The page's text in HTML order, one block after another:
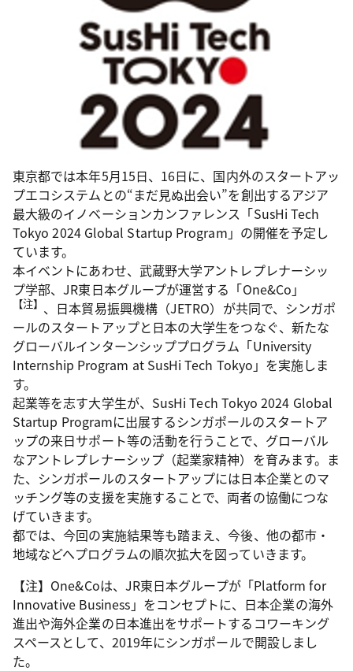
東京都では本年5月15日、16日に、国内外のスタートアッ
プエコシステムとの“まだ見ぬ出会い”を創出するアジア
最大級のイノベーションカンファレンス「SusHi Tech
Tokyo 2024 Global Startup Program」の開催を予定し
ています。
本イベントにあわせ、武蔵野大学アントレプレナーシッ
プ学部、JR東日本グループが運営する「One&Co」
【注】 、日本貿易振興機構（JETRO）が共同で、シンガポ
ールのスタートアップと日本の大学生をつなぐ、新たな
グローバルインターンシッププログラム「University
Internship Program at SusHi Tech Tokyo」を実施しま
す。
起業等を志す大学生が、SusHi Tech Tokyo 2024 Global
Startup Programに出展するシンガポールのスタートア
ップの来日サポート等の活動を行うことで、グローバル
なアントレプレナーシップ（起業家精神）を育みます。ま
た、シンガポールのスタートアップには日本企業とのマ
ッチング等の支援を実施することで、両者の協働につな
げていきます。
都では、今回の実施結果等も踏まえ、今後、他の都市・
地域などへプログラムの順次拡大を図っていきます。
【注】One&Coは、JR東日本グループが「Platform for
Innovative Business」をコンセプトに、日本企業の海外
進出や海外企業の日本進出をサポートするコワーキング
スペースとして、2019年にシンガポールで開設しまし
た。